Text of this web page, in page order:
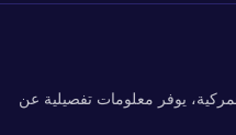
يوفر معلومات تفصيلية عن